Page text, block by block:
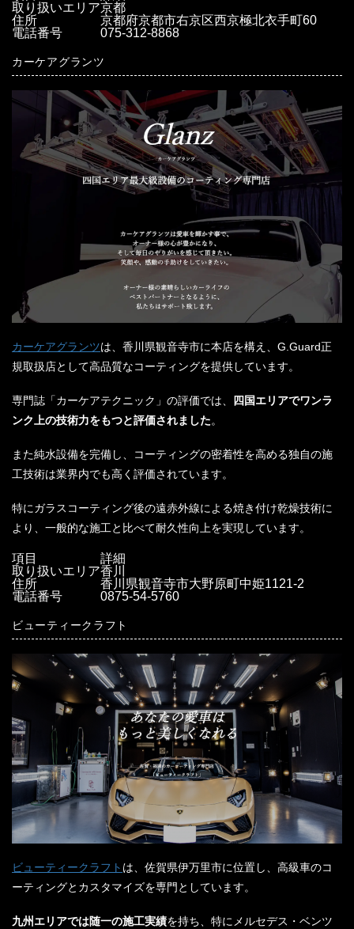
取り扱いエリア京都
住所
京都府京都市右京区西京極北衣手町60
電話番号
075-312-8868
カーケアグランツ
カーケアグランツは、香川県観音寺市に本店を構え、G.Guard正
規取扱店として高品質なコーティングを提供しています。
専門誌「カーケアテクニック」の評価では、
四国エリアでワンラ
ンク上の技術力をもつと評価されました。
また純水設備を完備し、コーティングの密着性を高める独自の施
工技術は業界内でも高く評価されています。
特にガラスコーティング後の遠赤外線による焼き付け乾燥技術に
より、一般的な施工と比べて耐久性向上を実現しています。
項目
詳細
取り扱いエリア香川
住所
香川県観音寺市大野原町中姫1121-2
電話番号
0875-54-5760
ビューティークラフト
ビューティークラフト は、佐賀県伊万里市に位置し、高級車のコ
ーティングとカスタマイズを専門としています。
九州エリアでは随一の施工実績を持ち、特にメルセデス・ベンツ